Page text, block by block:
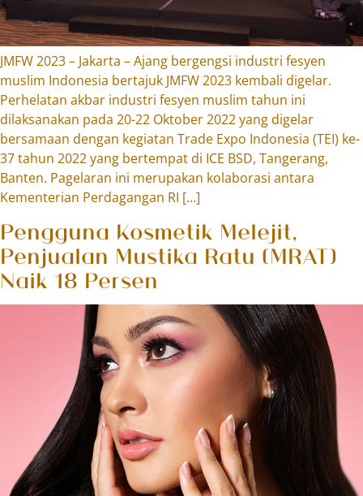
JMFW 2023 – Jakarta – Ajang bergengsi industri fesyen
muslim Indonesia bertajuk JMFW 2023 kembali digelar.
Perhelatan akbar industri fesyen muslim tahun ini
dilaksanakan pada 20-22 Oktober 2022 yang digelar
bersamaan dengan kegiatan Trade Expo Indonesia (TEI) ke-
37 tahun 2022 yang bertempat di ICE BSD, Tangerang,
Banten. Pagelaran ini merupakan kolaborasi antara
Kementerian Perdagangan RI […]
Pengguna Kosmetik Melejit,
Penjualan Mustika Ratu (MRAT)
Naik 18 Persen